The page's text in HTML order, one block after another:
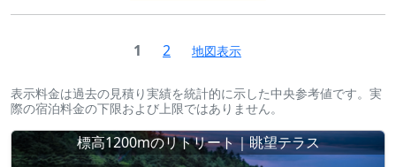
1 2 地図表示
表示料金は過去の見積り実績を統計的に示した中央参考値です。実
際の宿泊料金の下限および上限ではありません。
標高1200mのリトリート｜眺望テラス